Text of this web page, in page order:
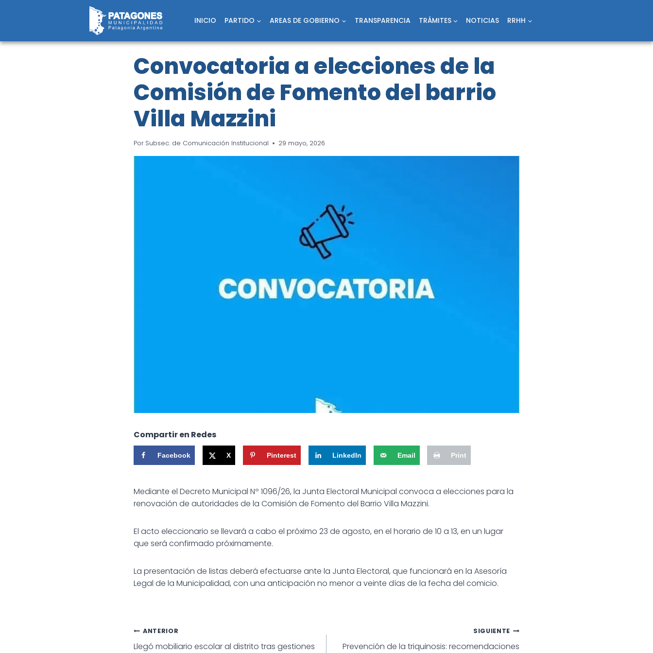
INICIO PARTIDO AREAS DE GOBIERNO TRANSPARENCIA TRÁMITES NOTICIAS RRHH
Convocatoria a elecciones de la
Comisión de Fomento del barrio
Villa Mazzini
Por Subsec. de Comunicación Institucional 29 mayo, 2026
Compartir en Redes
Facebook X Pinterest LinkedIn Email Print
Mediante el Decreto Municipal Nº 1096/26, la Junta Electoral Municipal convoca a elecciones para la
renovación de autoridades de la Comisión de Fomento del Barrio Villa Mazzini.
El acto eleccionario se llevará a cabo el próximo 23 de agosto, en el horario de 10 a 13, en un lugar
que será confirmado próximamente.
La presentación de listas deberá efectuarse ante la Junta Electoral, que funcionará en la Asesoría
Legal de la Municipalidad, con una anticipación no menor a veinte días de la fecha del comicio.
Navegación
ANTERIOR
Llegó mobiliario escolar al distrito tras gestiones
SIGUIENTE
Prevención de la triquinosis: recomendaciones